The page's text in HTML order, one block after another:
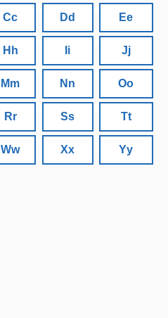
Cc Dd Ee
Hh Ii Jj
Mm Nn Oo
Rr Ss Tt
Ww Xx Yy